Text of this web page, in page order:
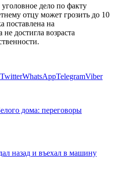
дело по факту
отцу может грозить до 10
поставлена на
достигла возраста
TwitterWhatsAppTelegramViber
дома: переговоры
назад и въехал в машину